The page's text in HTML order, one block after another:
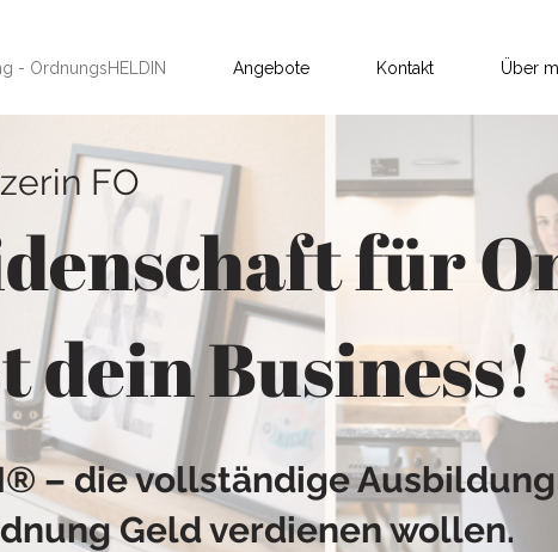
- OrdnungsHELDIN Angebote Kontakt Über
FO
für
Business!
– die vollständige
Geld verdienen wollen.